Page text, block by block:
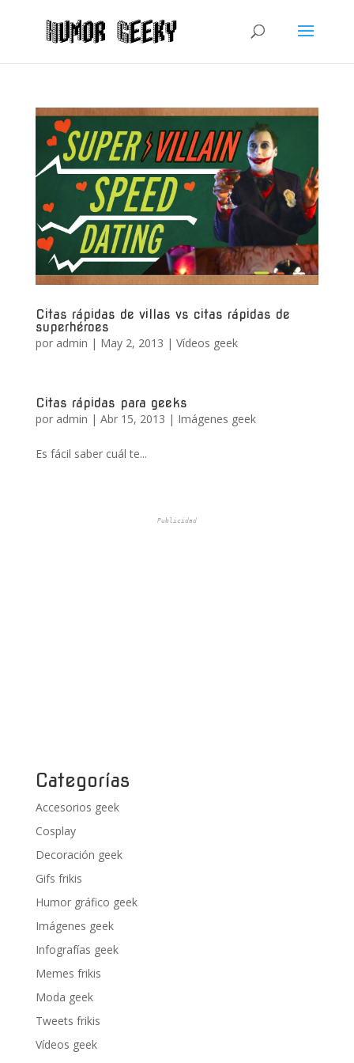
Citas rápidas de villas vs citas rápidas de
superhéroes
por admin | May 2, 2013 | Vídeos geek
Citas rápidas para geeks
por admin | Abr 15, 2013 | Imágenes geek
Es fácil saber cuál te...
Publicidad
Categorías
Accesorios geek
Cosplay
Decoración geek
Gifs frikis
Humor gráfico geek
Imágenes geek
Infografías geek
Memes frikis
Moda geek
Tweets frikis
Vídeos geek